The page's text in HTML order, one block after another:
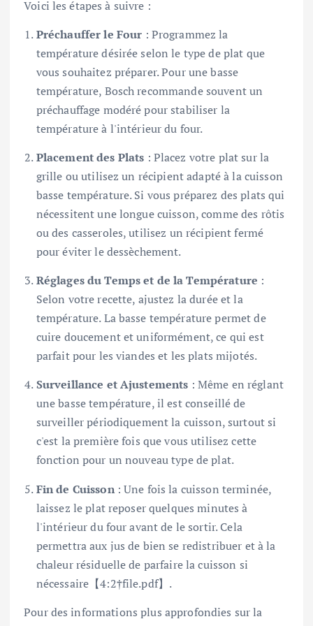
Voici les étapes à suivre :
Préchauffer le Four : Programmez la
température désirée selon le type de plat que
vous souhaitez préparer. Pour une basse
température, Bosch recommande souvent un
préchauffage modéré pour stabiliser la
température à l'intérieur du four.
Placement des Plats : Placez votre plat sur la
grille ou utilisez un récipient adapté à la cuisson
basse température. Si vous préparez des plats qui
nécessitent une longue cuisson, comme des rôtis
ou des casseroles, utilisez un récipient fermé
pour éviter le dessèchement.
Réglages du Temps et de la Température :
Selon votre recette, ajustez la durée et la
température. La basse température permet de
cuire doucement et uniformément, ce qui est
parfait pour les viandes et les plats mijotés.
Surveillance et Ajustements : Même en réglant
une basse température, il est conseillé de
surveiller périodiquement la cuisson, surtout si
c'est la première fois que vous utilisez cette
fonction pour un nouveau type de plat.
Fin de Cuisson: Une fois la cuisson terminée,
laissez le plat reposer quelques minutes à
l'intérieur du four avant de le sortir. Cela
permettra aux jus de bien se redistribuer et à la
chaleur résiduelle de parfaire la cuisson si
nécessaire【4:2†file.pdf】.
Pour des informations plus approfondies sur la